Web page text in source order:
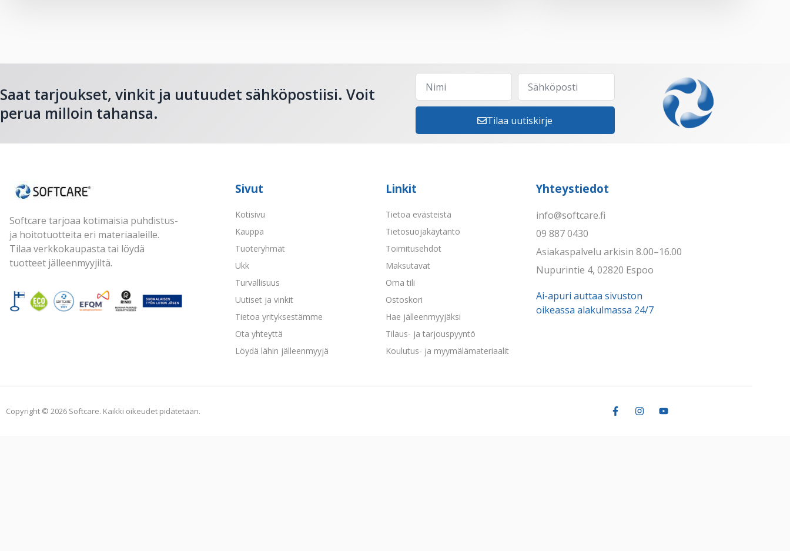
Saat tarjoukset, vinkit ja uutuudet sähköpostiisi. Voit
perua milloin tahansa.
Tilaa uutiskirje
Softcare tarjoaa kotimaisia puhdistus-
ja hoitotuotteita eri materiaaleille.
Tilaa verkkokaupasta tai löydä
tuotteet jälleenmyyjiltä.
Sivut
Kotisivu
Kauppa
Tuoteryhmät
Ukk
Turvallisuus
Uutiset ja vinkit
Tietoa yrityksestämme
Ota yhteyttä
Löydä lähin jälleenmyyjä
Linkit
Tietoa evästeistä
Tietosuojakäytäntö
Toimitusehdot
Maksutavat
Oma tili
Ostoskori
Hae jälleenmyyjäksi
Tilaus- ja tarjouspyyntö
Koulutus- ja myymälämateriaalit
Yhteystiedot
info@softcare.fi
09 887 0430
Asiakaspalvelu arkisin 8.00–16.00
Nupurintie 4, 02820 Espoo
Ai-apuri auttaa sivuston
oikeassa alakulmassa 24/7
Copyright © 2026 Softcare. Kaikki oikeudet pidätetään.